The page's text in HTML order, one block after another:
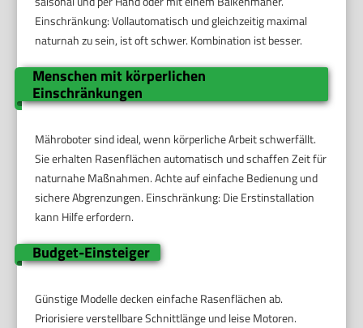
Einschränkung: Vollautomatisch und gleichzeitig maximal
naturnah zu sein, ist oft schwer. Kombination ist besser.
Menschen mit körperlichen
Einschränkungen
Mähroboter sind ideal, wenn körperliche Arbeit schwerfällt.
Sie erhalten Rasenflächen automatisch und schaffen Zeit für
naturnahe Maßnahmen. Achte auf einfache Bedienung und
sichere Abgrenzungen. Einschränkung: Die Erstinstallation
kann Hilfe erfordern.
Budget-Einsteiger
Günstige Modelle decken einfache Rasenflächen ab.
Priorisiere verstellbare Schnittlänge und leise Motoren.